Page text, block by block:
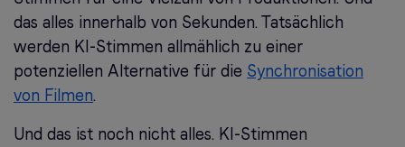
das alles innerhalb von Sekunden. Tatsächlich
werden KI-Stimmen allmählich zu einer
potenziellen Alternative für die Synchronisation
von Filmen.
Und das ist noch nicht alles. KI-Stimmen